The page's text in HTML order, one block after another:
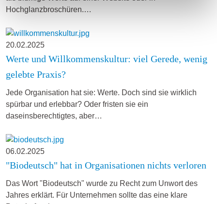
Hochglanzbroschüren.…
20.02.2025
Werte und Willkommenskultur: viel Gerede, wenig
gelebte Praxis?
Jede Organisation hat sie: Werte. Doch sind sie wirklich
spürbar und erlebbar? Oder fristen sie ein
daseinsberechtigtes, aber…
06.02.2025
"Biodeutsch" hat in Organisationen nichts verloren
Das Wort "Biodeutsch" wurde zu Recht zum Unwort des
Jahres erklärt. Für Unternehmen sollte das eine klare